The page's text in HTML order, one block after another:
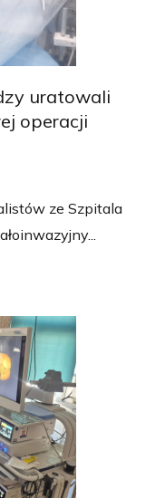
uratowali
operacji
ze Szpitala